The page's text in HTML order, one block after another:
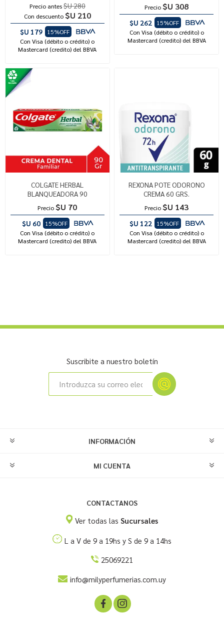
Precio antes$U 280
Con descuento $U 210
$U 179
15%OFF
Con Visa (débito o crédito) o
Mastercard (credito) del BBVA
Precio $U 308
$U 262
15%OFF
Con Visa (débito o crédito) o
Mastercard (credito) del BBVA
COLGATE HERBAL
BLANQUEADORA 90
Precio $U 70
$U 60
15%OFF
Con Visa (débito o crédito) o
Mastercard (credito) del BBVA
REXONA POTE ODORONO
CREMA 60 GRS.
Precio $U 143
$U 122
15%OFF
Con Visa (débito o crédito) o
Mastercard (credito) del BBVA
Suscribite a nuestro boletín
INFORMACIÓN
MI CUENTA
CONTACTANOS
Ver todas las Sucursales
L a V de 9 a 19hs y S de 9 a 14hs
25069221
info@milyperfumerias.com.uy